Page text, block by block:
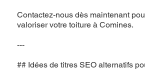
Contactez-nous dès maintenant
valoriser votre toiture à Comines.
---
## Idées de titres SEO alternatifs